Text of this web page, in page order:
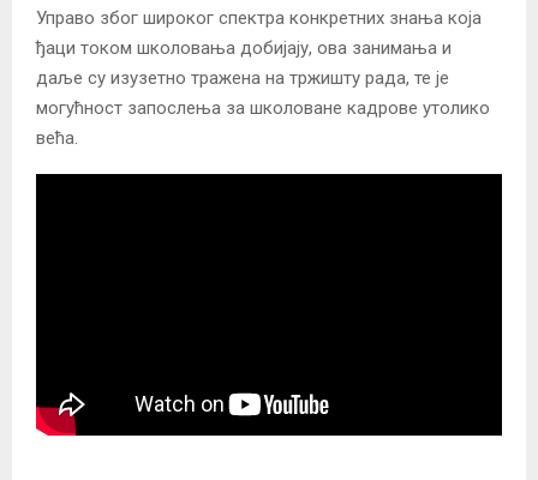
Управо због широког спектра конкретних знања која
ђаци током школовања добијају, ова занимања и
даље су изузетно тражена на тржишту рада, те је
могућност запослења за школоване кадрове утолико
већа.